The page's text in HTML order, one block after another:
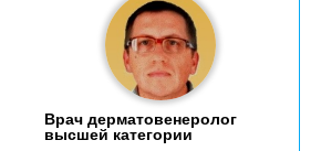
Врач дерматовенеролог
высшей категории